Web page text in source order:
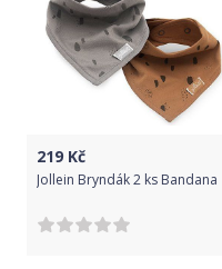
219 Kč
Jollein Bryndák 2 ks Bandana